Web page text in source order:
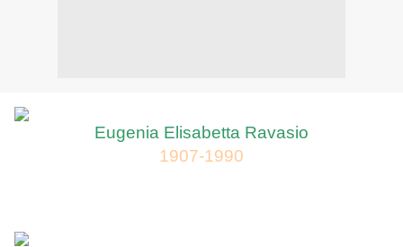
Eugenia Elisabetta Ravasio
1907-1990